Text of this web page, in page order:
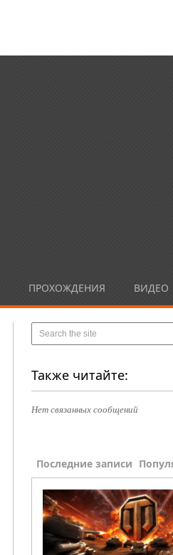
ПРОХОЖДЕНИЯ ВИДЕО
Также читайте:
Нет связанных сообщений
Последние записи